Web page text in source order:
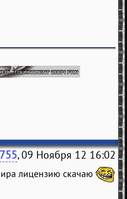
755, 09 Ноября 12 16:02
лицензию скачаю